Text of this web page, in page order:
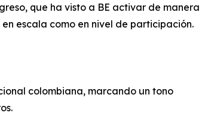
que ha visto a BE activar de manera
escala como en nivel de participación.
colombiana, marcando un tono